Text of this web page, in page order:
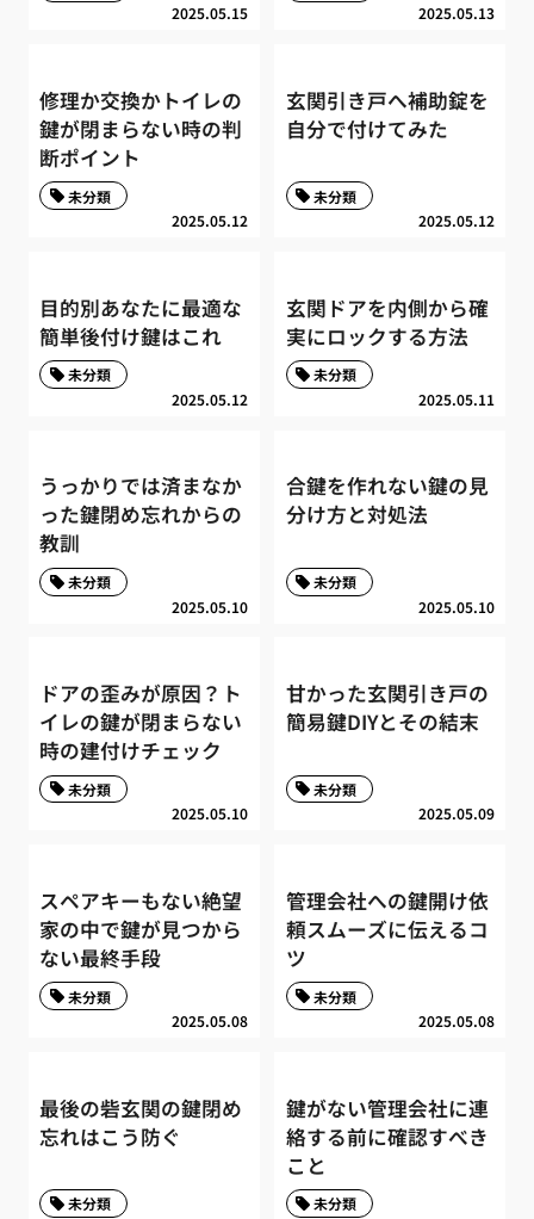
2025.05.15 2025.05.13
修理か交換かトイレの
鍵が閉まらない時の判
断ポイント
2025.05.12
未分類
玄関引き戸へ補助錠を
自分で付けてみた
2025.05.12
未分類
目的別あなたに最適な
簡単後付け鍵はこれ
2025.05.12
未分類
玄関ドアを内側から確
実にロックする方法
2025.05.11
未分類
うっかりでは済まなか
った鍵閉め忘れからの
教訓
2025.05.10
未分類
合鍵を作れない鍵の見
分け方と対処法
2025.05.10
未分類
ドアの歪みが原因？ト
イレの鍵が閉まらない
時の建付けチェック
2025.05.10
未分類
甘かった玄関引き戸の
簡易鍵DIYとその結末
2025.05.09
未分類
スペアキーもない絶望
家の中で鍵が見つから
ない最終手段
2025.05.08
未分類
管理会社への鍵開け依
頼スムーズに伝えるコ
ツ
2025.05.08
未分類
最後の砦玄関の鍵閉め
忘れはこう防ぐ
未分類
鍵がない管理会社に連
絡する前に確認すべき
こと
未分類